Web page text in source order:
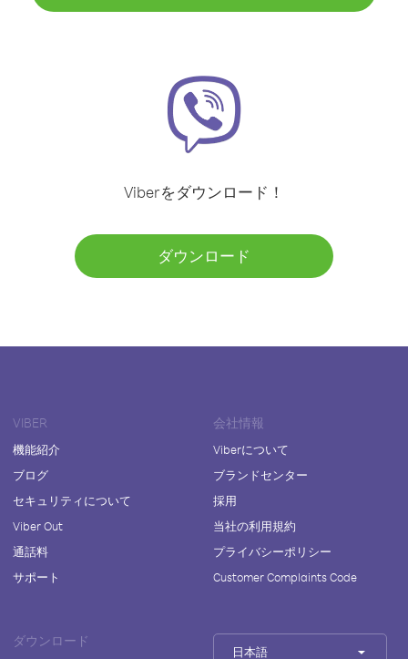
Viberをダウンロード！
ダウンロード
VIBER
機能紹介
ブログ
セキュリティについて
Viber Out
通話料
サポート
会社情報
Viberについて
ブランドセンター
採用
当社の利用規約
プライバシーポリシー
Customer Complaints Code
ダウンロード
日本語